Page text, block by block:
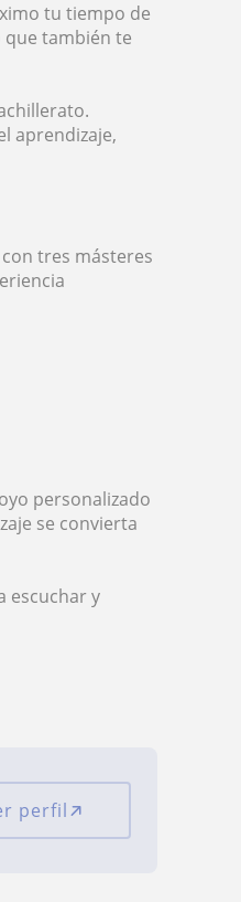
tu tiempo de
que también te
aprendizaje,
tres másteres
personalizado
se convierta
escuchar y
perfil